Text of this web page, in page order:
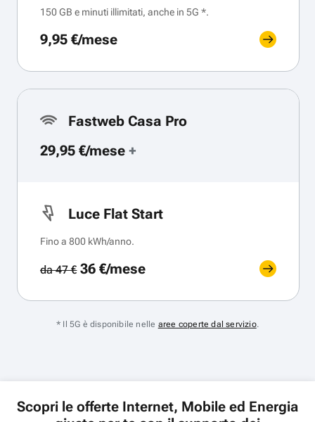
150 GB e minuti illimitati, anche in 5G *.
9,95 €/mese
Fastweb Casa Pro
29,95 €/mese +
Luce Flat Start
Fino a 800 kWh/anno.
da 47 €36 €/mese
* Il 5G è disponibile nelle aree coperte dal servizio.
Scopri le offerte Internet, Mobile ed Energia